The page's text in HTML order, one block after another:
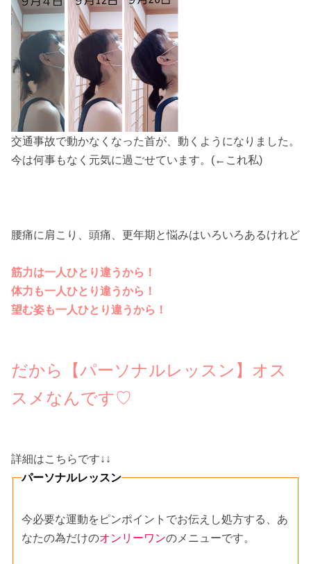
交通事故で動かなくなった首が、動くようになりました。
今は何事もなく元気に過ごせています。(←これ私)
腰痛に肩こり、頭痛、更年期と悩みはいろいろあるけれど
筋力は一人ひとり違うから！
体力も一人ひとり違うから！
望む姿も一人ひとり違うから！
だから
【パーソナルレッスン】オス
スメ なんです♡
詳細はこちらです↓↓
パーソナルレッスン
今必要な運動をピンポイントでお伝えし処方する、 あ
なたの為だけのオンリーワンのメニューです。